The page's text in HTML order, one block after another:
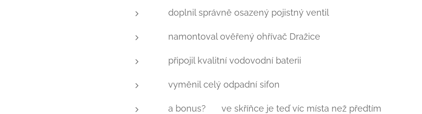
✅ doplnil správně osazený pojistný ventil
✅ namontoval ověřený ohřívač Dražice
✅ připojil kvalitní vodovodní baterii
✅ vyměnil celý odpadní sifon
✅ a bonus? 👉 ve skříňce je teď víc místa než předtím 👍